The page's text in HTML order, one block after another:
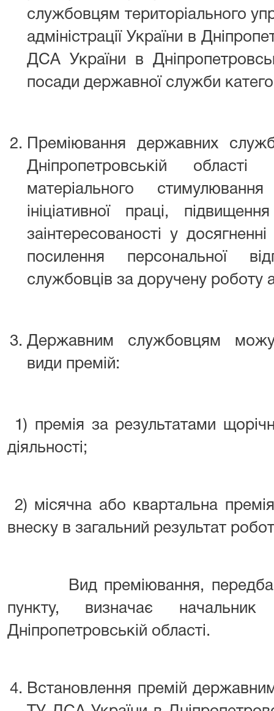
службовцям територіального
адміністрації України в
ДСА України в
посади державної служби
Преміювання державних
Дніпропетровській
матеріального
ініціативної праці,
заінтересованості у
посилення персональної
службовців за доручену роботу
Державним службовцям
види премій:
1) премія за результатами
діяльності;
2) місячна або квартальна
внеску в загальний результат
Вид преміювання,
пункту, визначає
Дніпропетровській області.
Встановлення премій